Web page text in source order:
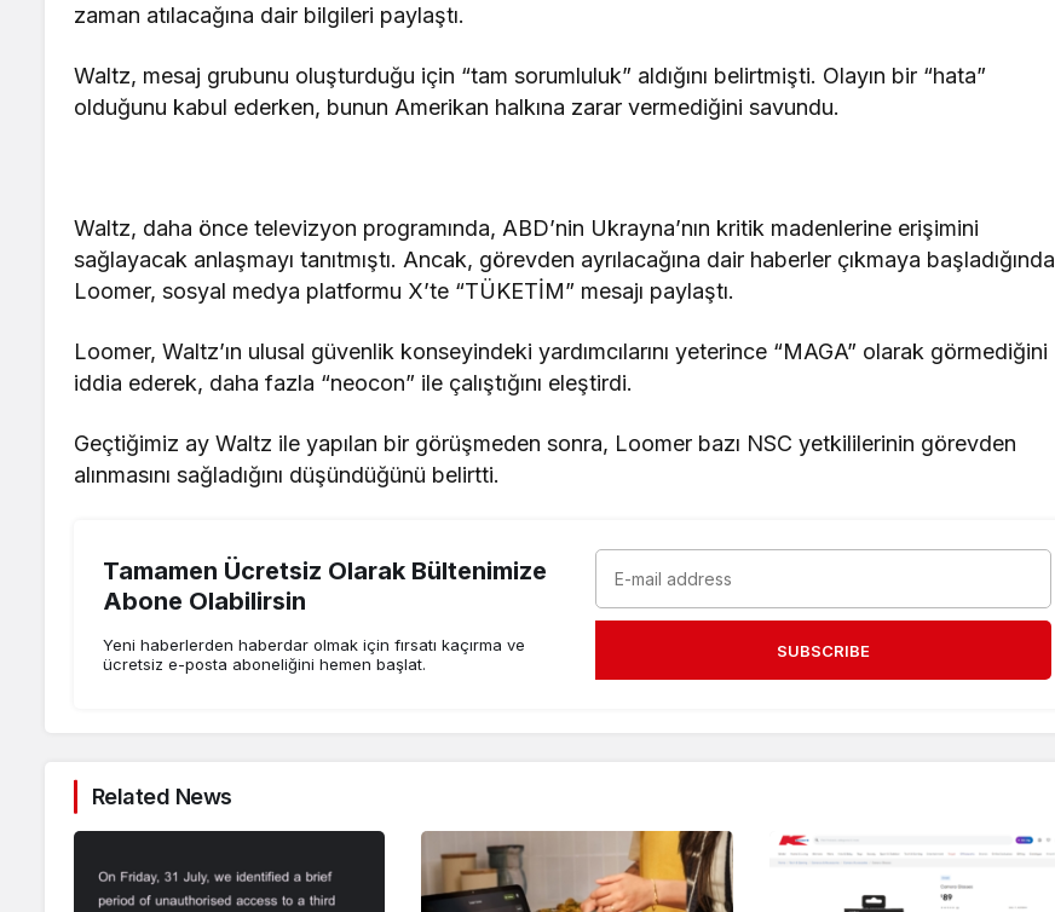
zaman atılacağına dair bilgileri paylaştı.
Waltz, mesaj grubunu oluşturduğu için “tam sorumluluk” aldığını belirtmişti. Olayın bir “hata”
olduğunu kabul ederken, bunun Amerikan halkına zarar vermediğini savundu.
Waltz, daha önce televizyon programında, ABD’nin Ukrayna’nın kritik madenlerine erişimini
sağlayacak anlaşmayı tanıtmıştı. Ancak, görevden ayrılacağına dair haberler çıkmaya başladığında
Loomer, sosyal medya platformu X’te “TÜKETİM” mesajı paylaştı.
Loomer, Waltz’ın ulusal güvenlik konseyindeki yardımcılarını yeterince “MAGA” olarak görmediğini
iddia ederek, daha fazla “neocon” ile çalıştığını eleştirdi.
Geçtiğimiz ay Waltz ile yapılan bir görüşmeden sonra, Loomer bazı NSC yetkililerinin görevden
alınmasını sağladığını düşündüğünü belirtti.
Tamamen Ücretsiz Olarak Bültenimize
Abone Olabilirsin
Yeni haberlerden haberdar olmak için fırsatı kaçırma ve
ücretsiz e-posta aboneliğini hemen başlat.
SUBSCRIBE
Related News